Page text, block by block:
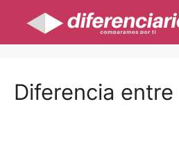
contenido
Diferencia entre